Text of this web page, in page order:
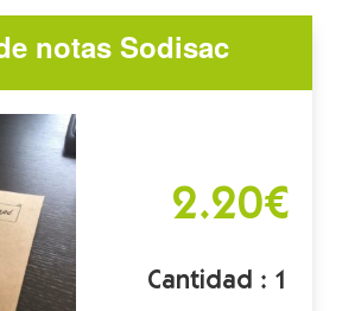
notas Sodisac
2.20€
Cantidad : 1